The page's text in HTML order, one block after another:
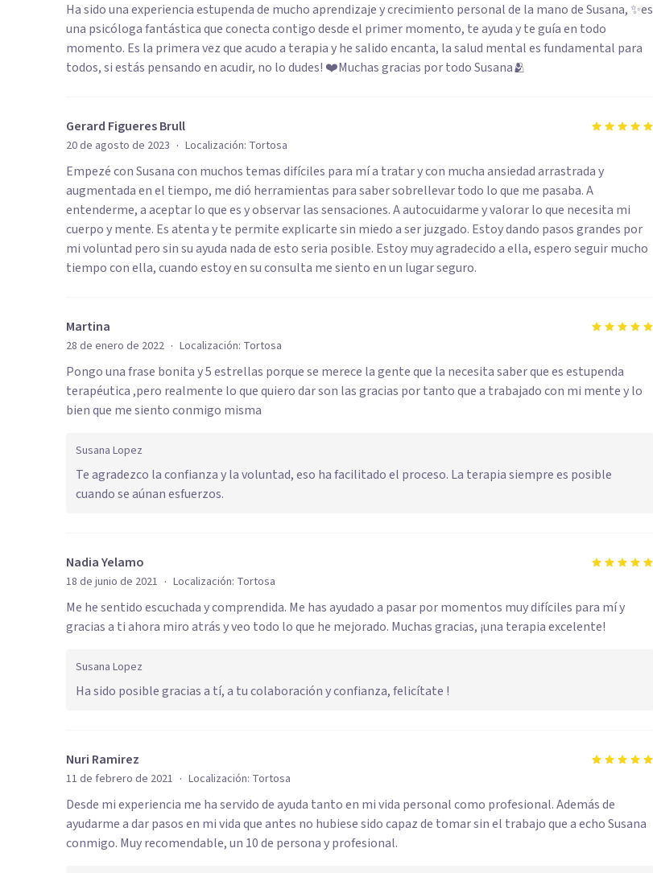
Ha sido una experiencia estupenda de mucho aprendizaje y crecimiento personal de la mano de Susana, ✨es
una psicóloga fantástica que conecta contigo desde el primer momento, te ayuda y te guía en todo
momento. Es la primera vez que acudo a terapia y he salido encanta, la salud mental es fundamental para
todos, si estás pensando en acudir, no lo dudes! ❤️Muchas gracias por todo Susana🫂
Gerard Figueres Brull
20 de agosto de 2023 · Localización: Tortosa
Empezé con Susana con muchos temas difíciles para mí a tratar y con mucha ansiedad arrastrada y
augmentada en el tiempo, me dió herramientas para saber sobrellevar todo lo que me pasaba. A
entenderme, a aceptar lo que es y observar las sensaciones. A autocuidarme y valorar lo que necesita mi
cuerpo y mente. Es atenta y te permite explicarte sin miedo a ser juzgado. Estoy dando pasos grandes por
mi voluntad pero sin su ayuda nada de esto seria posible. Estoy muy agradecido a ella, espero seguir mucho
tiempo con ella, cuando estoy en su consulta me siento en un lugar seguro.
Martina
28 de enero de 2022 · Localización: Tortosa
Pongo una frase bonita y 5 estrellas porque se merece la gente que la necesita saber que es estupenda
terapéutica ,pero realmente lo que quiero dar son las gracias por tanto que a trabajado con mi mente y lo
bien que me siento conmigo misma
Susana Lopez
Te agradezco la confianza y la voluntad, eso ha facilitado el proceso. La terapia siempre es posible
cuando se aúnan esfuerzos.
Nadia Yelamo
18 de junio de 2021 · Localización: Tortosa
Me he sentido escuchada y comprendida. Me has ayudado a pasar por momentos muy difíciles para mí y
gracias a ti ahora miro atrás y veo todo lo que he mejorado. Muchas gracias, ¡una terapia excelente!
Susana Lopez
Ha sido posible gracias a tí, a tu colaboración y confianza, felicítate !
Nuri Ramirez
11 de febrero de 2021 · Localización: Tortosa
Desde mi experiencia me ha servido de ayuda tanto en mi vida personal como profesional. Además de
ayudarme a dar pasos en mi vida que antes no hubiese sido capaz de tomar sin el trabajo que a echo Susana
conmigo. Muy recomendable, un 10 de persona y profesional.